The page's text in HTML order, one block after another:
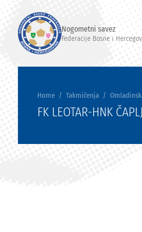
Nogometni savez
Federacije Bosne i
Home Takmičenja
FK LEOTAR-HNK